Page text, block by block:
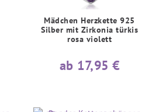
Mädchen Herzkette 925
Silber mit Zirkonia türkis
rosa violett
ab 17,95 €